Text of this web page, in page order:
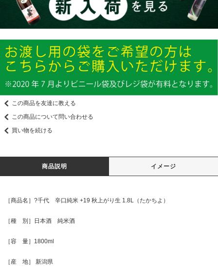
この商品を友達に教える
この商品について問い合わせる
買い物を続ける
商品説明 イメージ
［商品名］?千代 辛口純米 +19 秋上がり生 1.8L（たかちよ）
［種 別］日本酒 純米酒
［容 量］1800ml
［産 地］ 新潟県